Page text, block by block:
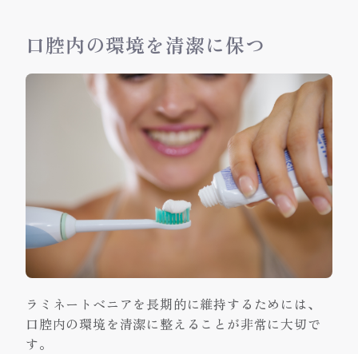
口腔内の環境を清潔に保つ
ラミネートベニアを長期的に維持するためには、
口腔内の環境を清潔に整えることが非常に大切で
す。